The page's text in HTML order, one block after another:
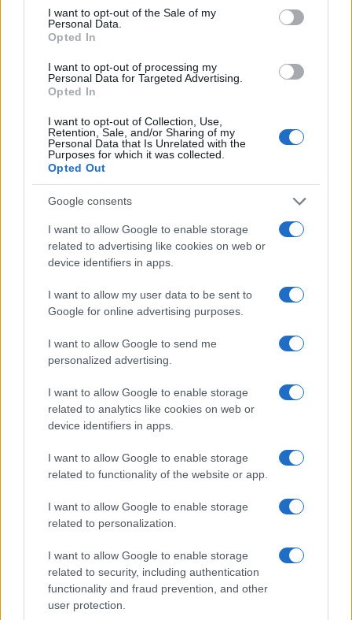
consent section.
I want to opt-out of the Sale of my
Personal Data.
Opted In
I want to opt-out of processing my
Personal Data for Targeted Advertising.
Opted In
I want to opt-out of Collection, Use,
Retention, Sale, and/or Sharing of my
Personal Data that Is Unrelated with the
Purposes for which it was collected.
Opted Out
Google consents
I want to allow Google to enable storage
related to advertising like cookies on web or
device identifiers in apps.
I want to allow my user data to be sent to
Google for online advertising purposes.
I want to allow Google to send me
personalized advertising.
I want to allow Google to enable storage
related to analytics like cookies on web or
device identifiers in apps.
I want to allow Google to enable storage
related to functionality of the website or app.
I want to allow Google to enable storage
related to personalization.
I want to allow Google to enable storage
related to security, including authentication
functionality and fraud prevention, and other
user protection.
da
Condividi l'articolo
F
a
ce
b
o
o
k
T
w
it
te
r
Pi
n
te
re
st
W
h
at
A
p
p
S
h
a
Prossimo articolo
NOTIZIE RECENTI
Le previsioni meteo per il weekend a Olbia e in
vivo: un amico vip svela come fa
accoglienza minori chiude
Olbia, divieto di sosta contro spaccio e degrado:
esplode la protesta
Pausa caffè impeccabile: come scegliere la
soluzione ideale per la casa e l’ufficio